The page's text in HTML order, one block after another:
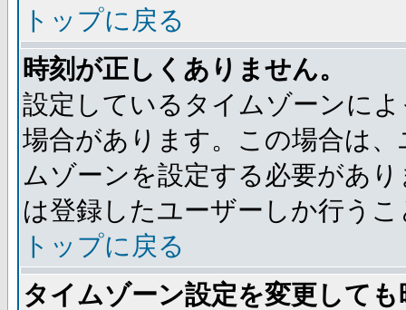
トップに戻る
時刻が正しくありません。
設定しているタイムゾーンに
場合があります。この場合は
ムゾーンを設定する必要があ
は登録したユーザーしか行う
トップに戻る
タイムゾーン設定を変更して